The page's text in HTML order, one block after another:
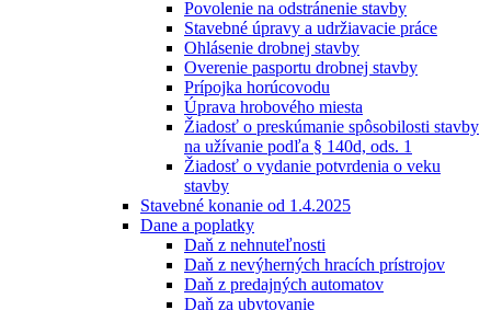
Povolenie na odstránenie stavby
Stavebné úpravy a udržiavacie práce
Ohlásenie drobnej stavby
Overenie pasportu drobnej stavby
Prípojka horúcovodu
Úprava hrobového miesta
Žiadosť o preskúmanie spôsobilosti stavby
na užívanie podľa § 140d, ods. 1
Žiadosť o vydanie potvrdenia o veku
stavby
Stavebné konanie od 1.4.2025
Dane a poplatky
Daň z nehnuteľnosti
Daň z nevýherných hracích prístrojov
Daň z predajných automatov
Daň za ubytovanie